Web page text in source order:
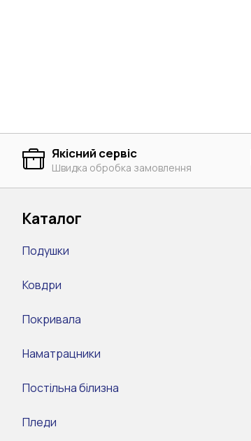
Якісний сервіс
Швидка обробка замовлення
Каталог
Подушки
Ковдри
Покривала
Наматрацники
Постільна білизна
Пледи